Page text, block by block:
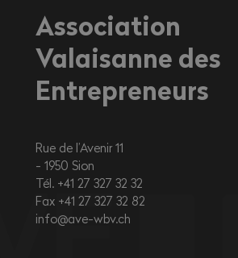
Association
Valaisanne des
Entrepreneurs
Rue de l’Avenir 11
1950 Sion
Tél. +41 27 327 32 32
Fax +41 27 327 32 82
info@ave-wbv.ch